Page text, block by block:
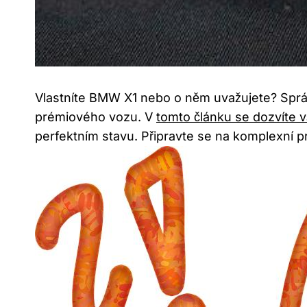
Vlastníte BMW X1 nebo o něm uvažujete?
prémiového vozu. V tomto článku se dozvíte
perfektním stavu. Připravte se na komplexní